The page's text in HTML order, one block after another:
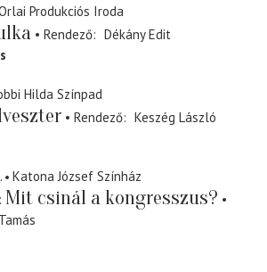
Produkciós Iroda
Rendező
Dékány Edit
Hilda Színpad
Rendező
Keszég László
Katona József Színház
Mit csinál a kongresszus?